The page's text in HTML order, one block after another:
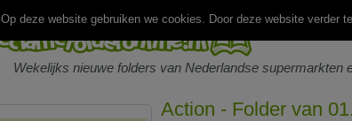
Wekelijks nieuwe folders van Nederlandse supermarkten
Action - Folder van
Op deze website gebruiken we cookies. Door deze website verder